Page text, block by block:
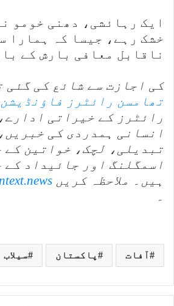
ایک رہائشی، دھنی خومو
خشک رہے، جیسا کہ ہمارا
ناقابل معافی بارش کے
کی اجازت سے شائع کی گئی
تھامسن رائٹرز فاؤنڈیشن
رائٹرز کے خیراتی
انسانی ہمدردی کی
تبدیلی، لچک، خواتین کے
اسمگلنگ اور جائیداد کے
ہیں۔ ملاحظہ کریں
۔
آفات پاکستان سیلاب